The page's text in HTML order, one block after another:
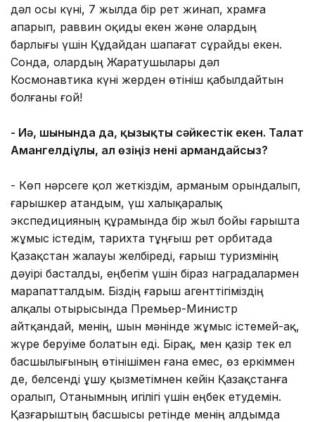
дәл осы күні, 7 жылда бір рет жинап, храмға
апарып, раввин оқиды екен және олардың
барлығы үшін Құдайдан шапағат сұрайды екен.
Сонда, олардың Жаратушылары дәл
Космонавтика күні жерден өтініш қабылдайтын
болғаны ғой!
- Иә, шынында да, қызықты сәйкестік екен. Талғат
Амангелдіұлы, ал өзіңіз нені армандайсыз?
- Көп нәрсеге қол жеткіздім, арманым орындалып,
ғарышкер атандым, үш халықаралық
экспедицияның құрамында бір жыл бойы ғарышта
жұмыс істедім, тарихта тұңғыш рет орбитада
Қазақстан жалауы желбіреді, ғарыш туризмінің
дәуірі басталды, еңбегім үшін біраз наградалармен
марапатталдым. Біздің ғарыш агенттігіміздің
алқалы отырысында Премьер-Министр
айтқандай, менің, шын мәнінде жұмыс істемей-ақ,
жүре беруіме болатын еді. Бірақ, мен қазір тек ел
басшылығының өтінішімен ғана емес, өз еркіммен
де, белсенді ұшу қызметімнен кейін Қазақстанға
оралып, Отанымның игілігі үшін еңбек етудемін.
Қазғарыштың басшысы ретінде менің алдымда